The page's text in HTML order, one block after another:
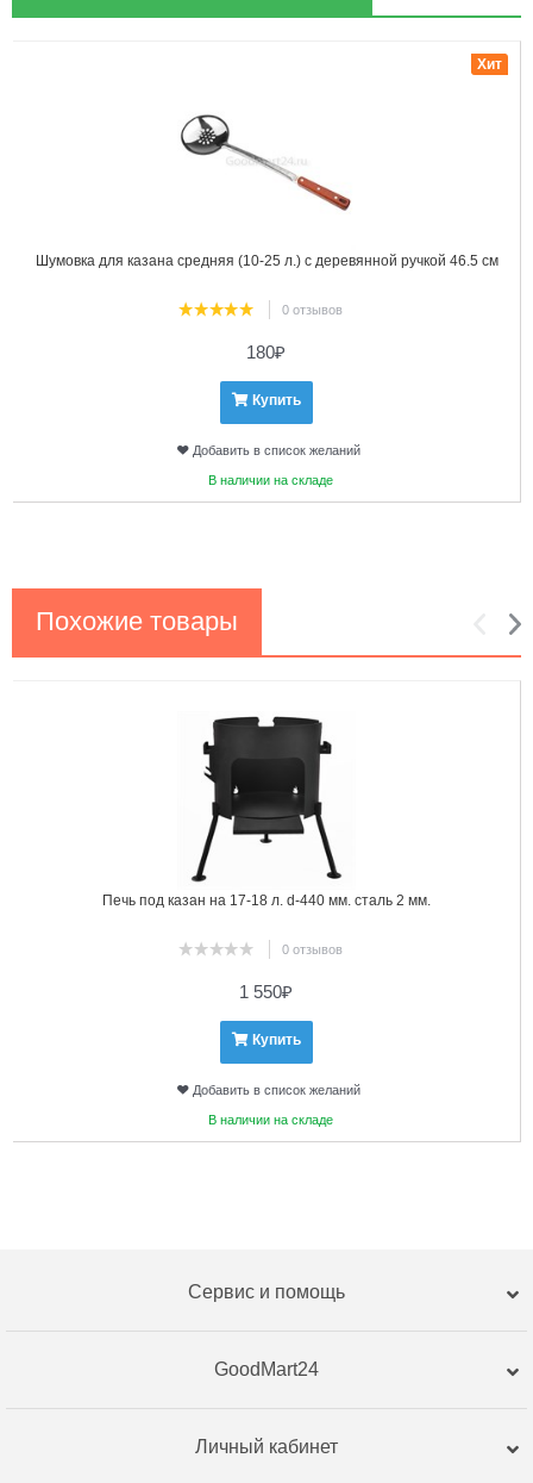
Шумовка для казана средняя (10-25 л.) с деревянной ручкой 46.5 см
0 отзывов
Хит
180₽
Купить
Добавить в список желаний
В наличии на складе
Похожие товары
Печь под казан на 17-18 л. d-440 мм. сталь 2 мм.
0 отзывов
1 550₽
Купить
Добавить в список желаний
В наличии на складе
Сервис и помощь
GoodMart24
Личный кабинет